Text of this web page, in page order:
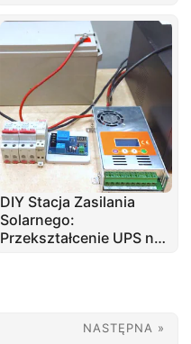
DIY Stacja Zasilania
Solarnego:
Przekształcenie UPS na
NASTĘPNA »